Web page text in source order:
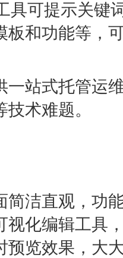
具可提示关键
板和功能等，
一站式托管运
术难题。
简洁直观，功
视化编辑工具
预览效果，大